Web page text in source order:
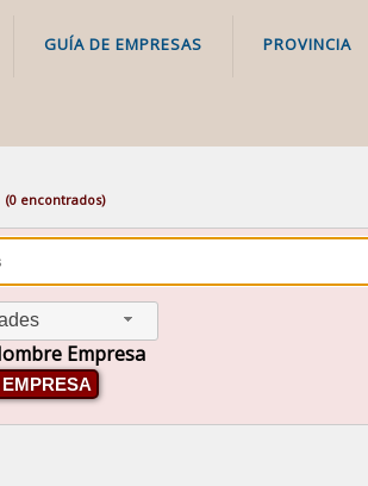
GUÍA DE EMPRESAS PROVINCIA
(0 encontrados)
Empresa